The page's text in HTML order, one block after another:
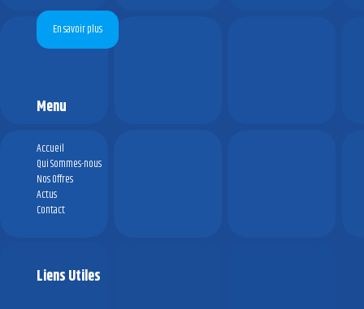
En savoir plus
Menu
Accueil
Qui Sommes-nous
Nos Offres
Actus
Contact
Liens Utiles